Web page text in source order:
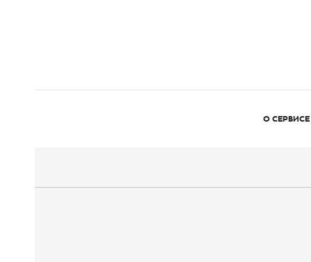
О СЕРВИСЕ